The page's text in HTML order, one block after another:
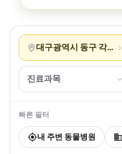
대구광역시 동구 각산동
진료과목
빠른 필터
내 주변 동물병원